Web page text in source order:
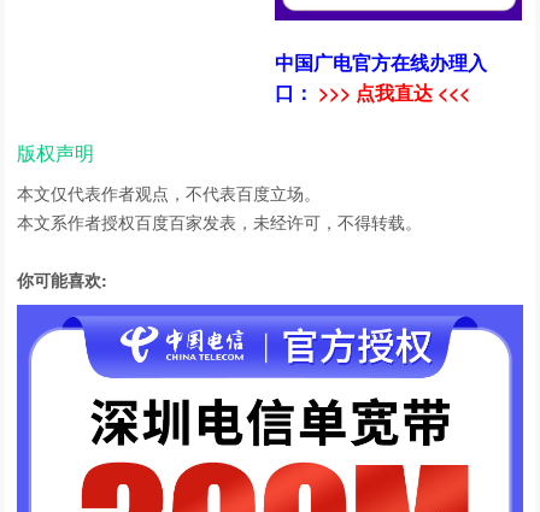
中国广电官方在线办理入
口： >>> 点我直达 <<<
版权声明
本文仅代表作者观点，不代表百度立场。
本文系作者授权百度百家发表，未经许可，不得转载。
你可能喜欢: